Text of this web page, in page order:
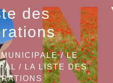
des
/LE
/ LA LISTE DES